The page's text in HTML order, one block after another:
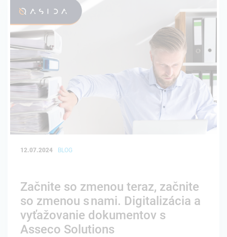
12.07.2024 BLOG
Začnite so zmenou teraz, začnite
so zmenou s nami. Digitalizácia a
vyťažovanie dokumentov s
Asseco Solutions